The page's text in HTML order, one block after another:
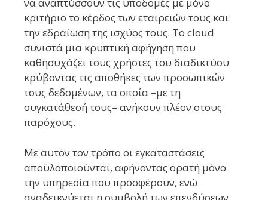
να αναπτύσσουν τις υποδομές με μόνο
κριτήριο το κέρδος των εταιρειών τους και
την εδραίωση της ισχύος τους. Το cloud
συνιστά μια κρυπτική αφήγηση που
καθησυχάζει τους χρήστες του διαδικτύου
κρύβοντας τις αποθήκες των προσωπικών
τους δεδομένων, τα οποία –με τη
συγκατάθεσή τους– ανήκουν πλέον στους
παρόχους.
Με αυτόν τον τρόπο οι εγκαταστάσεις
αποϋλοποιούνται, αφήνοντας ορατή μόνο
την υπηρεσία που προσφέρουν, ενώ
αναδεικνύεται η συμβολή των επενδύσεων